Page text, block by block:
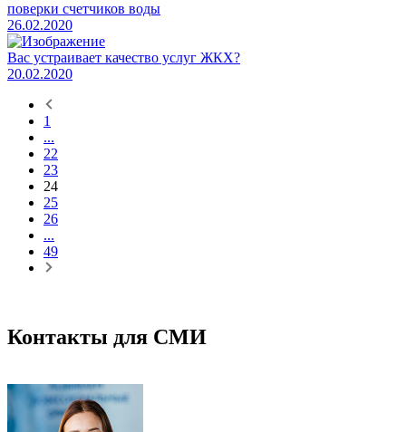
поверки счетчиков воды
26.02.2020
Вас устраивает качество услуг ЖКХ?
20.02.2020
1
...
22
23
24
25
26
...
49
Контакты для СМИ